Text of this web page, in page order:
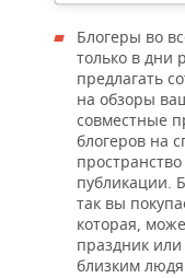
Блогеры во
только в дни
предлагать
на обзоры
совместные
блогеров на
публикации.
так вы
которая,
праздник
близким